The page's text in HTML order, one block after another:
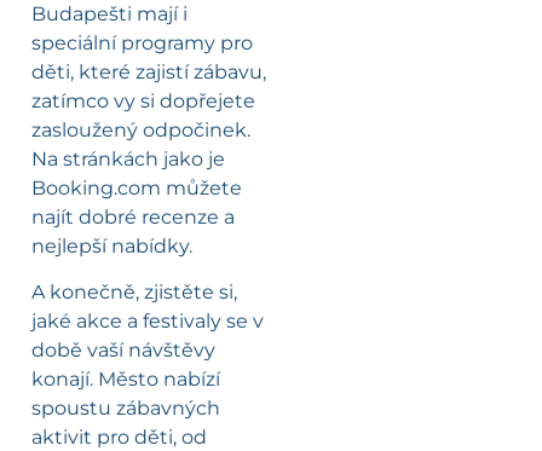
Budapešti mají i
speciální programy pro
děti, které zajistí zábavu,
zatímco vy si dopřejete
zasloužený odpočinek.
Na stránkách jako je
Booking.com můžete
najít dobré recenze a
nejlepší nabídky.
A konečně, zjistěte si,
jaké akce a festivaly se v
době vaší návštěvy
konají. Město nabízí
spoustu zábavných
aktivit pro děti, od